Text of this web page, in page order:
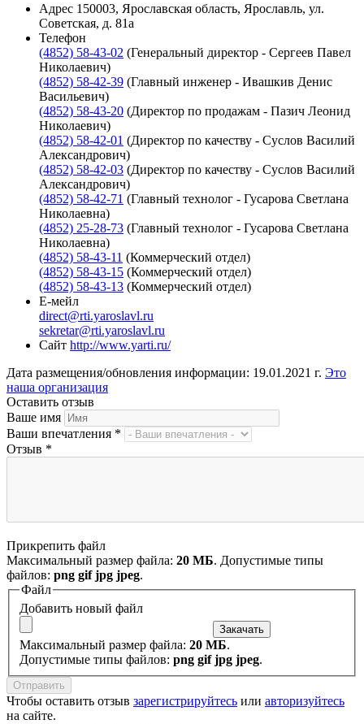
Адрес 150003, Ярославская область, Ярославль, ул.
Советская, д. 81а
Телефон
(4852) 58-43-02 (Генеральный директор - Сергеев Павел
Николаевич)
(4852) 58-42-39 (Главный инженер - Ивашкив Денис
Васильевич)
(4852) 58-43-20 (Директор по продажам - Пазич Леонид
Николаевич)
(4852) 58-42-01 (Директор по качеству - Суслов Василий
Александрович)
(4852) 58-42-03 (Директор по качеству - Суслов Василий
Александрович)
(4852) 58-42-71 (Главный технолог - Гусарова Светлана
Николаевна)
(4852) 25-28-73 (Главный технолог - Гусарова Светлана
Николаевна)
(4852) 58-43-11 (Коммерческий отдел)
(4852) 58-43-15 (Коммерческий отдел)
(4852) 58-43-13 (Коммерческий отдел)
Е-мейл
direct@rti.yaroslavl.ru
sekretar@rti.yaroslavl.ru
Сайт http://www.yarti.ru/
Дата размещения/обновления информации: 19.01.2021 г. Это
наша организация
Оставить отзыв
Ваше имя
Ваши впечатления *
Отзыв *
Прикрепить файл
Максимальный размер файла: 20 МБ. Допустимые типы
файлов: png gif jpg jpeg.
Файл
Добавить новый файл
Максимальный размер файла: 20 МБ.
Допустимые типы файлов: png gif jpg jpeg.
Чтобы оставить отзыв зарегистрируйтесь или авторизуйтесь
на сайте.